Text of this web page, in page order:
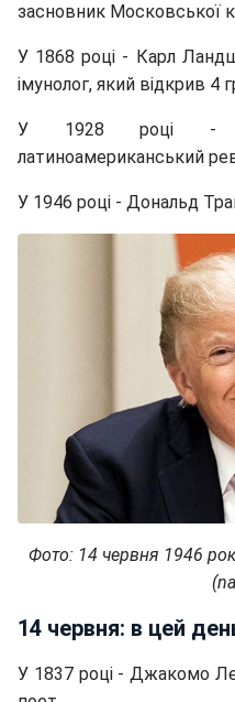
засновник Московської
У 1868 році - Карл
імунолог, який відкрив 4
У 1928 році -
латиноамериканський
У 1946 році - Дональд
Фото: 14 червня 1946
14 червня: в цей
У 1837 році - Джакомо